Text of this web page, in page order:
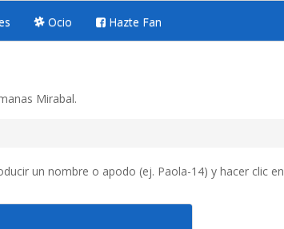
Ocio Hazte Fan
Mirabal.
un nombre o apodo (ej. Paola-14) y hacer clic en